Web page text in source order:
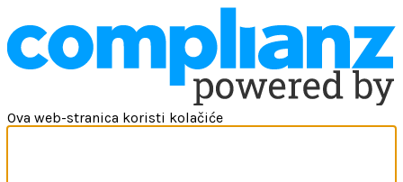
Ova web-stranica koristi kolačiće